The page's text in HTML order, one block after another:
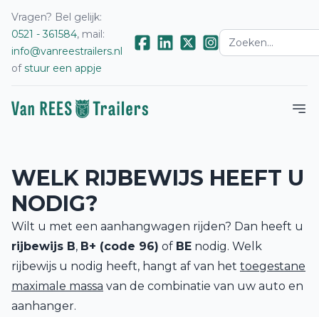
Vragen? Bel gelijk:
0521 - 361584, mail:
info@vanreestrailers.nl
ofstuur een appje
WELK RIJBEWIJS HEEFT U
NODIG?
Wilt u met een aanhangwagen rijden? Dan heeft u
rijbewijs B, B+ (code 96) of BE nodig. Welk
rijbewijs u nodig heeft, hangt af van het toegestane
maximale massa van de combinatie van uw auto en
aanhanger.